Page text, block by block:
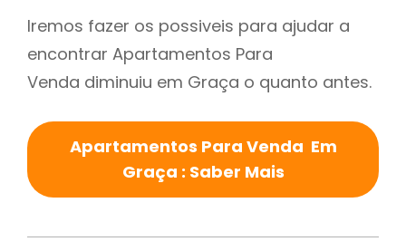
Iremos fazer os possiveis para ajudar a
encontrar Apartamentos Para
Venda diminuiu em Graça o quanto antes.
Apartamentos Para Venda Em
Graça : Saber Mais